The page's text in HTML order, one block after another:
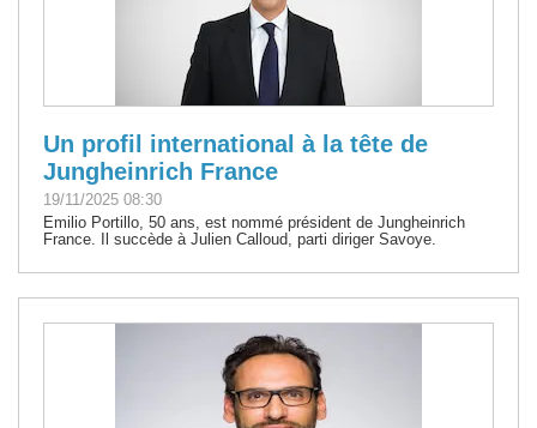
Un profil international à la tête de
Jungheinrich France
19/11/2025 08:30
Emilio Portillo, 50 ans, est nommé président de Jungheinrich
France. Il succède à Julien Calloud, parti diriger Savoye.